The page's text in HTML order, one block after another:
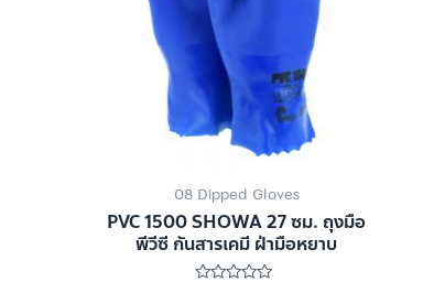
08 Dipped Gloves
PVC 1500 SHOWA 27 ซม. ถุงมือ
พีวีซี กันสารเคมี ฝ่ามือหยาบ